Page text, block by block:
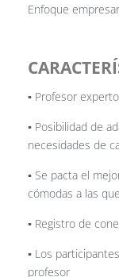
Enfoque
▪️ Profesor
▪️ Posibilidad de
necesidades de
▪️ Se pacta el
cómodas a las
▪️ Registro de
▪️ Los
profesor